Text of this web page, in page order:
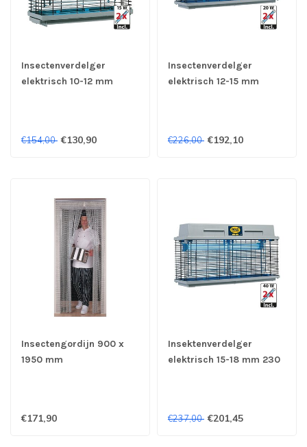
Insectenverdelger
elektrisch 10-12 mm
€154,00 €130,90
Insectenverdelger
elektrisch 12-15 mm
€226,00 €192,10
Insectengordijn 900 x
1950 mm
€171,90
Insektenverdelger
elektrisch 15-18 mm 230
€237,00 €201,45